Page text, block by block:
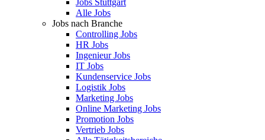
Jobs Stuttgart
Alle Jobs
Jobs nach Branche
Controlling Jobs
HR Jobs
Ingenieur Jobs
IT Jobs
Kundenservice Jobs
Logistik Jobs
Marketing Jobs
Online Marketing Jobs
Promotion Jobs
Vertrieb Jobs